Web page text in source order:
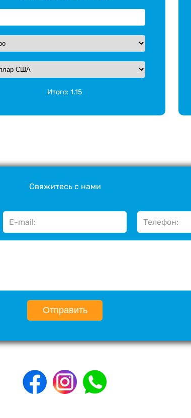
Итого:1.15
Свяжитесь с нами
Отправить